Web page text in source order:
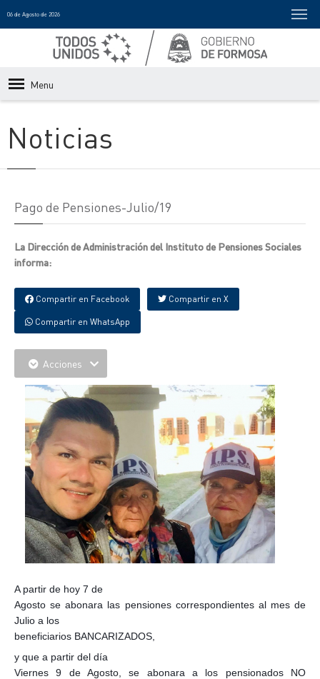
06 de Agosto de 2026
Menu
Noticias
Pago de Pensiones-Julio/19
La Dirección de Administración del Instituto de Pensiones Sociales
informa:
Compartir en Facebook Compartir en X
Compartir en WhatsApp
Acciones
A partir de hoy 7 de
Agosto se abonara las pensiones correspondientes al mes de
Julio a los
beneficiarios BANCARIZADOS,
y que a partir del día
Viernes 9 de Agosto, se abonara a los pensionados NO